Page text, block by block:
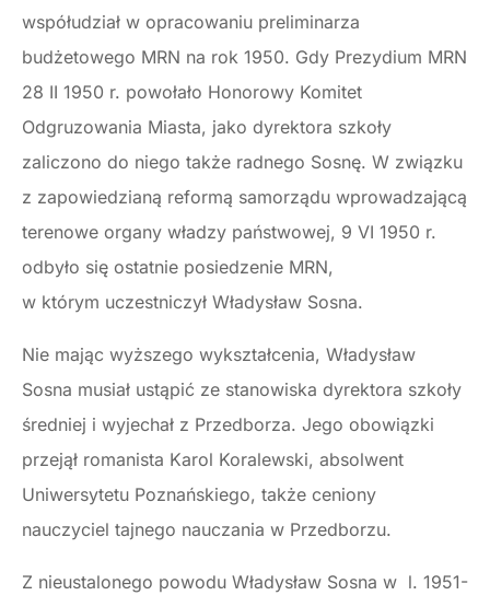
współudział w opracowaniu preliminarza
budżetowego MRN na rok 1950. Gdy Prezydium MRN
28 II 1950 r. powołało Honorowy Komitet
Odgruzowania Miasta, jako dyrektora szkoły
zaliczono do niego także radnego Sosnę. W związku
z zapowiedzianą reformą samorządu wprowadzającą
terenowe organy władzy państwowej, 9 VI 1950 r.
odbyło się ostatnie posiedzenie MRN,
w którym uczestniczył Władysław Sosna.
Nie mając wyższego wykształcenia, Władysław
Sosna musiał ustąpić ze stanowiska dyrektora szkoły
średniej i wyjechał z Przedborza. Jego obowiązki
przejął romanista Karol Koralewski, absolwent
Uniwersytetu Poznańskiego, także ceniony
nauczyciel tajnego nauczania w Przedborzu.
Z nieustalonego powodu Władysław Sosna w l. 1951-